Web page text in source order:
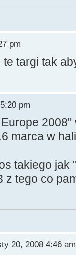
pm
targi tak
pm
marca w
takiego jak
z tego co
20, 2008 4:46 am